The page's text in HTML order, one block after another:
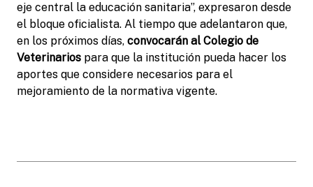
eje central la educación sanitaria”, expresaron desde
el bloque oficialista. Al tiempo que adelantaron que,
en los próximos días, convocarán al Colegio de
Veterinarios para que la institución pueda hacer los
aportes que considere necesarios para el
mejoramiento de la normativa vigente.